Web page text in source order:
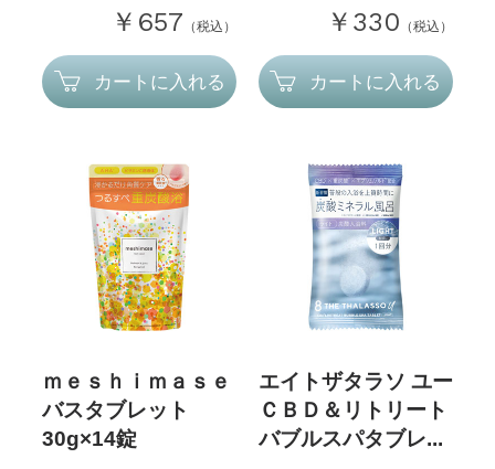
￥657 （税込）
カートに入れる
￥330 （税込）
カートに入れる
ｍｅｓｈｉｍａｓｅ
バスタブレット
30g×14錠
エイトザタラソ ユー
ＣＢＤ＆リトリート
バブルスパタブレ...